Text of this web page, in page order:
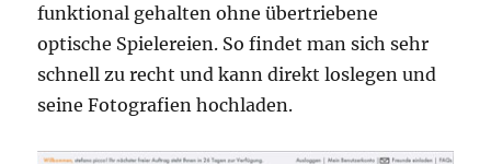
funktional gehalten ohne übertriebene
optische Spielereien. So findet man sich sehr
schnell zu recht und kann direkt loslegen und
seine Fotografien hochladen.